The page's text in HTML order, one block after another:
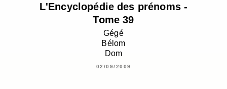
L'Encyclopédie des prénoms -
Tome 39
Gégé
Bélom
Dom
02/09/2009